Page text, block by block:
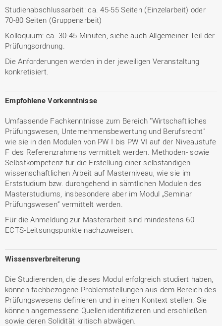
Studienabschlussarbeit: ca. 45-55 Seiten (Einzelarbeit) oder
70-80 Seiten (Gruppenarbeit)
Kolloquium: ca. 30-45 Minuten, siehe auch Allgemeiner Teil der
Prüfungsordnung.
Die Anforderungen werden in der jeweiligen Veranstaltung
konkretisiert.
Empfohlene Vorkenntnisse
Umfassende Fachkenntnisse zum Bereich "Wirtschaftliches
Prüfungswesen, Unternehmensbewertung und Berufsrecht"
wie sie in den Modulen von PW I bis PW VI auf der Niveaustufe
F des Referenzrahmens vermittelt werden. Methoden- sowie
Selbstkompetenz für die Erstellung einer selbständigen
wissenschaftlichen Arbeit auf Masterniveau, wie sie im
Erststudium bzw. durchgehend in sämtlichen Modulen des
Masterstudiums, insbesondere aber im Modul „Seminar
Prüfungswesen“ vermittelt werden.
Für die Anmeldung zur Masterarbeit sind mindestens 60
ECTS-Leitsungspunkte nachzuweisen.
Wissensverbreiterung
Die Studierenden, die dieses Modul erfolgreich studiert haben,
können fachbezogene Problemstellungen aus dem Bereich des
Prüfungswesens definieren und in einen Kontext stellen. Sie
können angemessene Quellen identifizieren und erschließen
sowie deren Solidität kritisch abwägen.